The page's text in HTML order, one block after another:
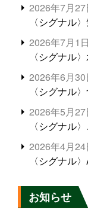
2026年7月27
〈シグナル
2026年7月1日
〈シグナル
2026年6月30
〈シグナル
2026年5月27
〈シグナル
2026年4月24
〈シグナル
お知らせ